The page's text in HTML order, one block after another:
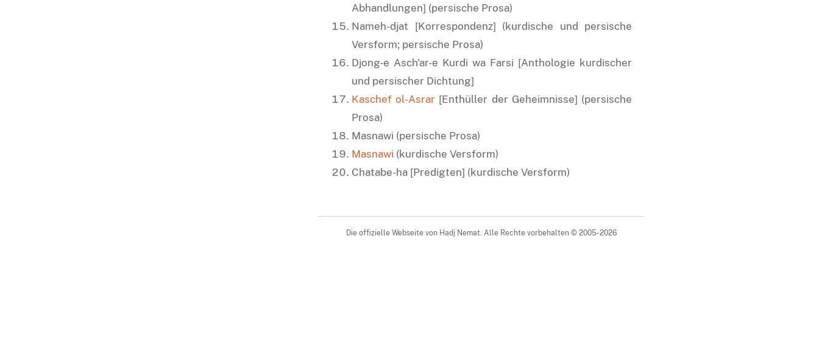
Abhandlungen] (persische Prosa)
Nameh-djat [Korrespondenz] (kurdische und persische
Versform; persische Prosa)
Djong-e Asch'ar-e Kurdi wa Farsi [Anthologie kurdischer
und persischer Dichtung]
Kaschef ol-Asrar [Enthüller der Geheimnisse] (persische
Prosa)
Masnawi (persische Prosa)
Masnawi (kurdische Versform)
Chatabe-ha [Predigten] (kurdische Versform)
Die offizielle Webseite von Hadj Nemat. Alle Rechte vorbehalten © 2005-2026